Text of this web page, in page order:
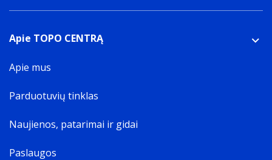
Apie TOPO CENTRĄ
Apie mus
Parduotuvių tinklas
Naujienos, patarimai ir gidai
Paslaugos